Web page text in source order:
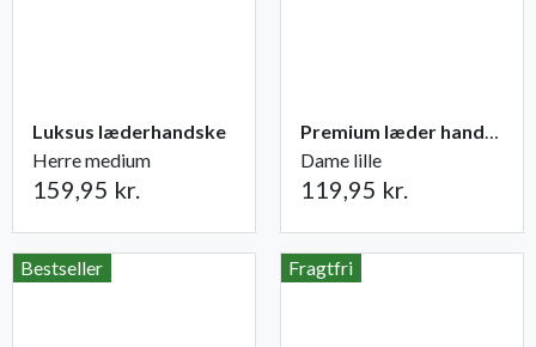
Luksus læderhandske
Herre medium
159,95 kr.
Premium læder handske Flutter
Dame lille
119,95 kr.
Bestseller Fragtfri